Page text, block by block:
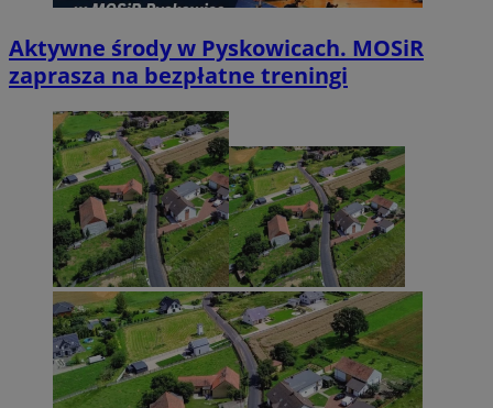
Aktywne środy w Pyskowicach. MOSiR
zaprasza na bezpłatne treningi